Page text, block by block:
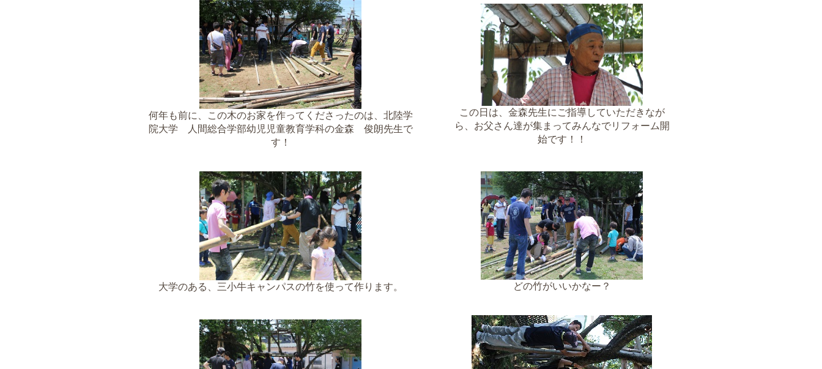
何年も前に、この木のお家を作ってくださったのは、北陸学
院大学 人間総合学部幼児児童教育学科の金森 俊朗先生で
す！
この日は、金森先生にご指導していただきなが
ら、お父さん達が集まってみんなでリフォーム開
始です！！
大学のある、三小牛キャンパスの竹を使って作ります。 どの竹がいいかなー？